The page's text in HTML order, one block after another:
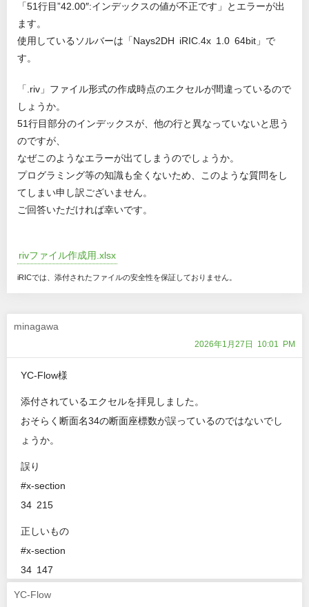
「51行目”42.00″:インデックスの値が不正です」とエラーが出
ます。
使用しているソルバーは「Nays2DH iRIC.4x 1.0 64bit」で
す。
「.riv」ファイル形式の作成時点のエクセルが間違っているので
しょうか。
51行目部分のインデックスが、他の行と異なっていないと思う
のですが、
なぜこのようなエラーが出てしまうのでしょうか。
プログラミング等の知識も全くないため、このような質問をし
てしまい申し訳ございません。
ご回答いただければ幸いです。
rivファイル作成用.xlsx
iRICでは、添付されたファイルの安全性を保証しておりません。
minagawa
2026年1月27日 10:01 PM
YC-Flow様
添付されているエクセルを拝見しました。
おそらく断面名34の断面座標数が誤っているのではないでし
ょうか。
誤り
#x-section
34 215
正しいもの
#x-section
34 147
YC-Flow